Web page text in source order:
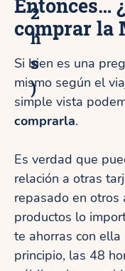
2
h
s
)
Entonces…
comprar la
Si bien es una
mismo según el
simple vista
comprarla.
Es verdad que
relación a otras
repasado en otros
productos lo
te ahorras con
principio, las 48